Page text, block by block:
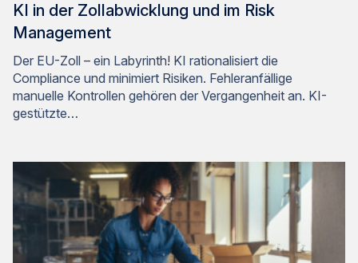
Produktinteresse*
Jährliches Sendungsvolumen*
KI in der Zollabwicklung und im Risk
Management
Der EU-Zoll – ein Labyrinth! KI rationalisiert die
Compliance und minimiert Risiken. Fehleranfällige
manuelle Kontrollen gehören der Vergangenheit an. KI-
gestützte…